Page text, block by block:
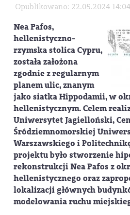
Opublikowano: 22.05.2024 14:04
Nea Pafos,
hellenistyczno-
rzymska stolica Cypru,
została założona
zgodnie z regularnym
planem ulic, znanym
jako siatka Hippodamii, w
hellenistycznym. Celem
Uniwersytet Jagielloński,
Śródziemnomorskiej
Warszawskiego i
projektu było stworzenie
rekonstrukcji Nea Pafos z
hellenistycznego oraz
lokalizacji głównych
modelowania ruchu